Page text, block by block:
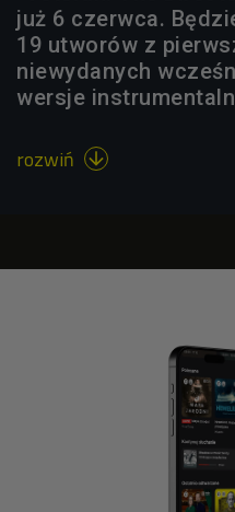
już 6 czerwca.
19 utworów z
niewydanych
wersje
rozwiń 